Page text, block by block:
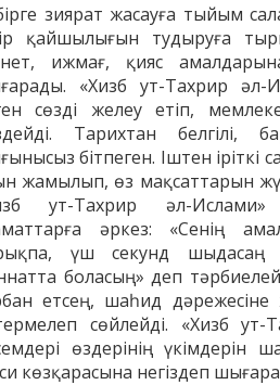
зиярат жасауға тыйым
қайшылығын тудыруға
ижмағ, қияс
«Хизб ут-Тахрир әл-
сөзді желеу етіп,
Тарихтан белгілі,
бітпеген. Іштен іріткі
жамылып, өз мақсаттарын
ут-Тахрир әл-
әркез: «Сенің
үш секунд шыдасаң
боласың» деп
етсең, шаһид дәрежесіне
сөйлейді. «Хизб
өздерінің үкімдерін
көзқарасына негіздеп